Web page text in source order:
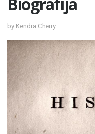
by Kendra Cherry